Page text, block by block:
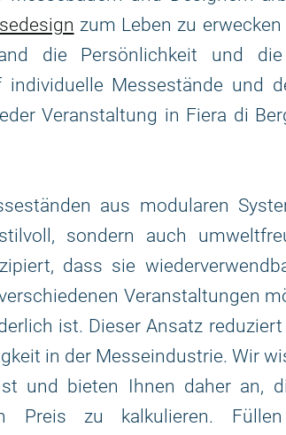
zum Leben zu
die Persönlichkeit und
Messestände und
Veranstaltung in Fiera di
aus modularen
sondern auch
dass sie
Veranstaltungen
ist. Dieser Ansatz
in der Messeindustrie. Wir
und bieten Ihnen daher an,
Preis zu kalkulieren.